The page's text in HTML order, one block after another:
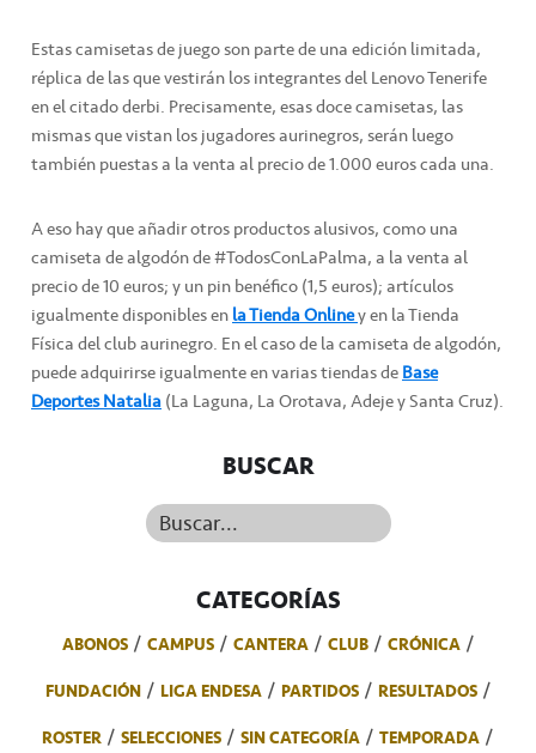
Estas camisetas de juego son parte de una edición limitada,
réplica de las que vestirán los integrantes del Lenovo Tenerife
en el citado derbi. Precisamente, esas doce camisetas, las
mismas que vistan los jugadores aurinegros, serán luego
también puestas a la venta al precio de 1.000 euros cada una.
A eso hay que añadir otros productos alusivos, como una
camiseta de algodón de #TodosConLaPalma, a la venta al
precio de 10 euros; y un pin benéfico (1,5 euros); artículos
igualmente disponibles enla Tienda Onliney en la Tienda
Física del club aurinegro. En el caso de la camiseta de algodón,
puede adquirirse igualmente en varias tiendas deBase
Deportes Natalia(La Laguna, La Orotava, Adeje y Santa Cruz).
BUSCAR
Buscar...
CATEGORÍAS
ABONOS CAMPUS CANTERA CLUB
CRÓNICA
FUNDACIÓN
LIGA ENDESA PARTIDOS
RESULTADOS
ROSTER
SELECCIONES SIN CATEGORÍA TEMPORADA